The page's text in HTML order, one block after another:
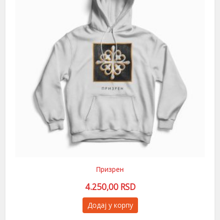
на
страници
производа.
Призрен
4.250,00 RSD
Додај у корпу
Овај